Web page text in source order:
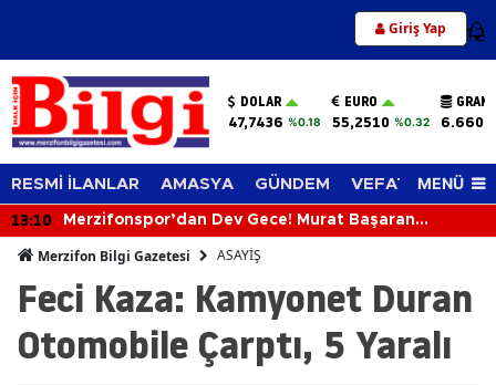
Giriş Yap 12
DOLAR
47,7436 %0.18
EURO
55,2510 %0.32
RESMİ İLANLAR AMASYA GÜNDEM VEFAT EDENLER
MENÜ
13:10
Merzifonspor’dan Dev Gece! Murat Başaran
Merzifon Bilgi Gazetesi ASAYİŞ
Feci Kaza: Kamyonet Duran
Otomobile Çarptı, 5 Yaralı